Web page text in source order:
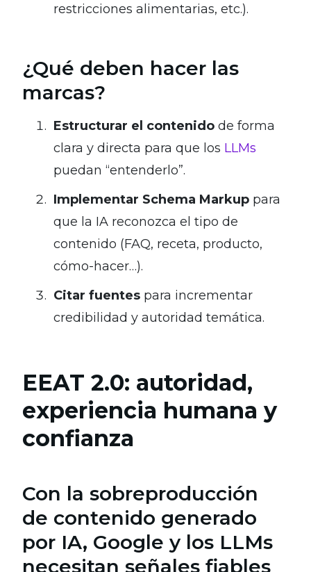
restricciones alimentarias, etc.).
¿Qué deben hacer las
marcas?
Estructurar el contenido de forma
clara y directa para que los LLMs
puedan “entenderlo”.
Implementar Schema Markup para
que la IA reconozca el tipo de
contenido (FAQ, receta, producto,
cómo-hacer…).
Citar fuentes para incrementar
credibilidad y autoridad temática.
EEAT 2.0: autoridad,
experiencia humana y
confianza
Con la sobreproducción
de contenido generado
por IA, Google y los LLMs
necesitan señales fiables